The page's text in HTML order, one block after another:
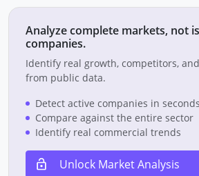
Analyze complete markets, not
companies.
Identify real growth, competitors,
from public data.
Detect active companies in seconds
Compare against the entire sector
Identify real commercial trends
Unlock Market Analysis